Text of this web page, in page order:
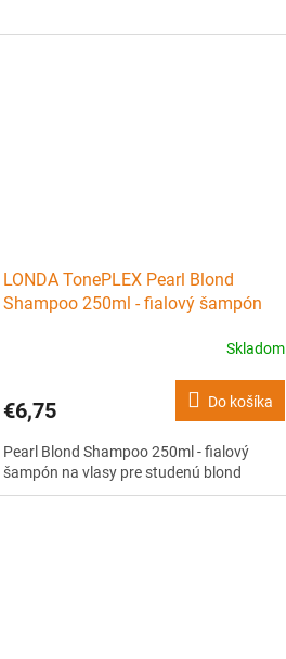
LONDA TonePLEX Pearl Blond
Shampoo 250ml - fialový šampón
Skladom
€6,75 Do košíka
Pearl Blond Shampoo 250ml - fialový
šampón na vlasy pre studenú blond